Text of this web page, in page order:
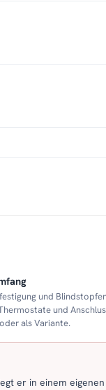
und
und
als Variante.
er in einem